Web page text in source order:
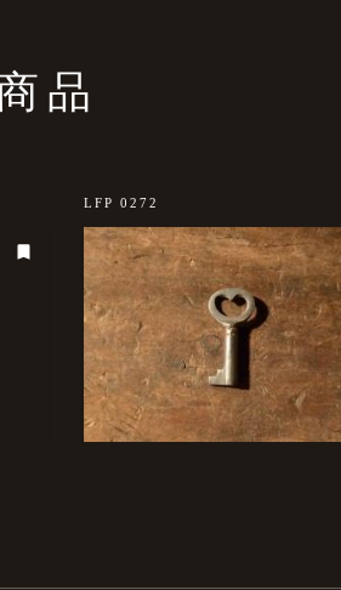
品
LFP 0272